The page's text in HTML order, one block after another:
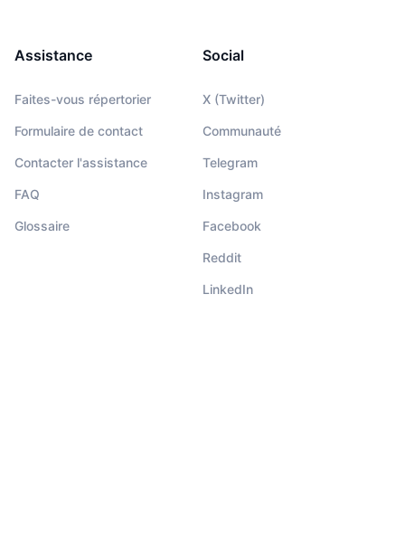
Assistance
Faites-vous répertorier
Formulaire de contact
Contacter l'assistance
FAQ
Glossaire
Social
X (Twitter)
Communauté
Telegram
Instagram
Facebook
Reddit
LinkedIn